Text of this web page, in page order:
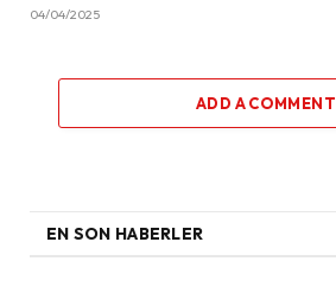
04/04/2025
ADD A COMMENT
EN SON HABERLER